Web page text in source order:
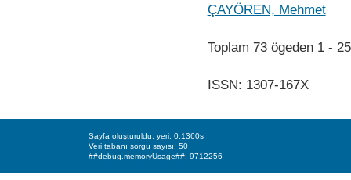
ÇAYÖREN, Mehmet
Toplam 73 ögeden 1 -
ISSN: 1307-167X
Sayfa oluşturuldu, yeri: 0.1360s
Veri tabanı sorgu sayısı: 50
##debug.memoryUsage##: 9712256